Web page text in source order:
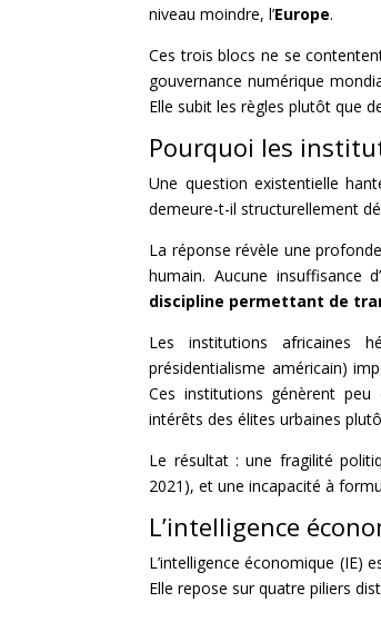
niveau moindre, l’Europe.
Ces trois blocs ne se
gouvernance numérique
Elle subit les règles plutôt que
Pourquoi les
Une question existentielle
demeure-t-il structurellement
La réponse révèle une
humain. Aucune insuffisance
discipline permettant de
Les institutions africaines
présidentialisme américain)
Ces institutions génèrent
intérêts des élites urbaines
Le résultat : une fragilité
2021), et une incapacité à
L’intelligence
L’intelligence économique (IE)
Elle repose sur quatre piliers